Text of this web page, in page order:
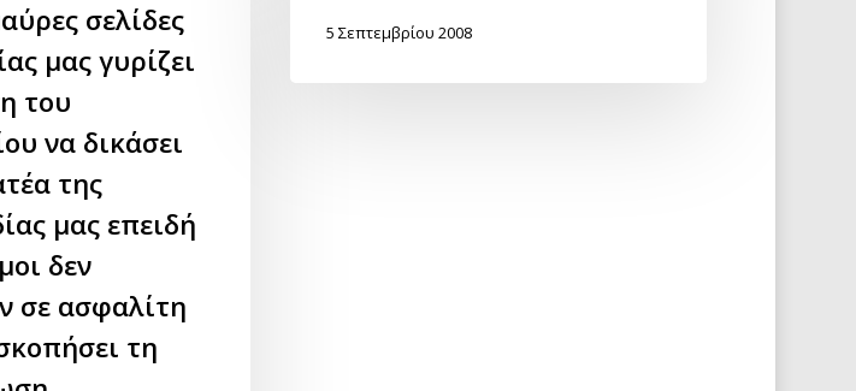
5 Σεπτεμβρίου 2008
σελίδες
μας γυρίζει
του
να δικάσει
της
μας επειδή
δεν
σε ασφαλίτη
τη